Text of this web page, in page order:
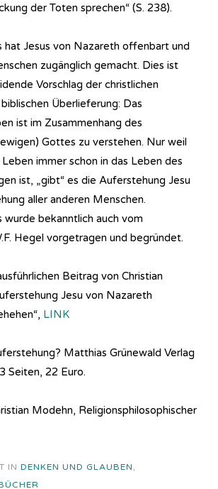
der Toten sprechen“ (S. 238).
hat Jesus von Nazareth offenbart und
zugänglich gemacht. Dies ist
Vorschlag der christlichen
Überlieferung: Das
ist im Zusammenhang des
Gottes zu verstehen. Nur weil
immer schon in das Leben des
ist, „gibt“ es die Auferstehung Jesu
aller anderen Menschen.
wurde bekanntlich auch vom
Hegel vorgetragen und begründet.
Beitrag von Christian
Jesu von Nazareth
LINK
Matthias Grünewald Verlag
Seiten, 22 Euro.
Modehn, Religionsphilosophischer
IN DENKEN UND GLAUBEN,